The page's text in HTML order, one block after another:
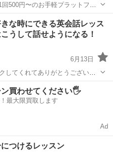
500円〜のお手軽プラットフォ
しいあなたにピッタリです😉
です。 今なら無料体験レッスン
オンライン
な時にできる英会話レッス
うして話せようになる！
6月13日
してくれてありがとうございま
ン買わせてください🖐️
最大限買取します
Ad
つけるレッスン